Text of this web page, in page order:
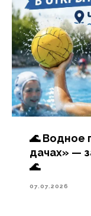
🌊 Водное
дачах» —
🌊
07.07.2026